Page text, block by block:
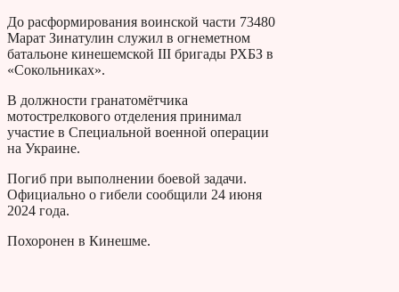
До расформирования воинской части 73480
Марат Зинатулин служил в огнеметном
батальоне кинешемской III бригады РХБЗ в
«Сокольниках».
В должности гранатомётчика
мотострелкового отделения принимал
участие в Специальной военной операции
на Украине.
Погиб при выполнении боевой задачи.
Официально о гибели сообщили 24 июня
2024 года.
Похоронен в Кинешме.